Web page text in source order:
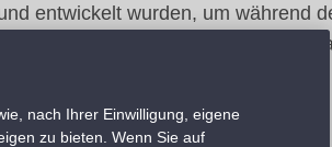
entwickelt wurden, um während
gebunden, sodass Sie das
nach Ihrer Einwilligung, eigene
zu bieten. Wenn Sie auf